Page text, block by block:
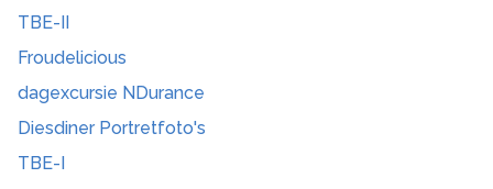
TBE-II
Froudelicious
dagexcursie NDurance
Diesdiner Portretfoto's
TBE-I